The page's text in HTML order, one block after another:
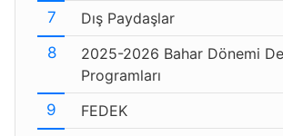
Dış Paydaşlar
2025-2026 Bahar Dönemi
Programları
FEDEK